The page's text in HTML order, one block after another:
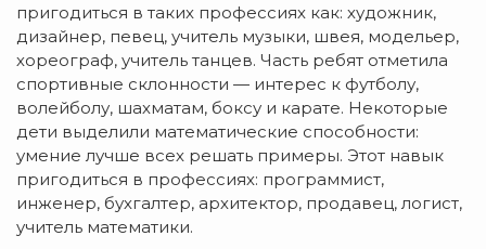
пригодиться в таких профессиях как: художник,
дизайнер, певец, учитель музыки, швея, модельер,
хореограф, учитель танцев. Часть ребят отметила
спортивные склонности — интерес к футболу,
волейболу, шахматам, боксу и карате. Некоторые
дети выделили математические способности:
умение лучше всех решать примеры. Этот навык
пригодиться в профессиях: программист,
инженер, бухгалтер, архитектор, продавец, логист,
учитель математики.